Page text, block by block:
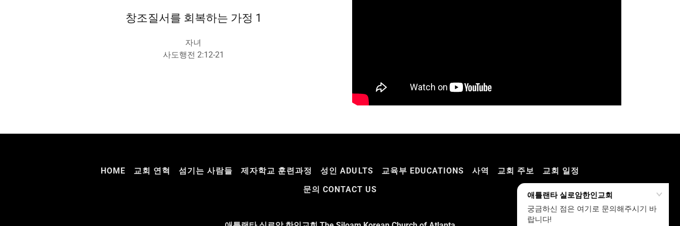
창조질서를 회복하는 가정 1
자녀
사도행전 2:12-21
HOME 교회 연혁 섬기는 사람들 제자학교 훈련과정 성인 ADULTS 교육부 EDUCATIONS 사역 교회 주보
교회 일정
문의 CONTACT US